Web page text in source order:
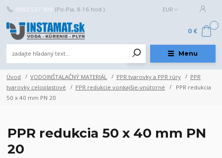
Menu
EUR
0902 527 909 (Po-Pia, 8-16 hod.)
0
0 €
Úvod VODOINŠTALAČNÝ MATERIÁL PPR tvarovky a PPR rúry
PPR
tvarovky celoplastové
PPR redukcie vonkajšie-vnútorné
PPR redukcia
50 x 40 mm PN 20
PPR redukcia 50 x 40 mm PN
20